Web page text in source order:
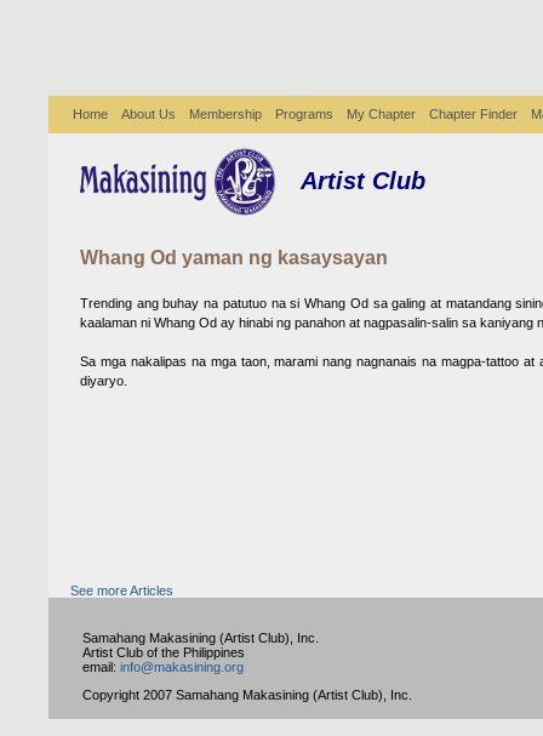
Home About Us Membership Programs My Chapter Chapter Finder
Artist Club
Whang Od yaman ng kasaysayan
Trending ang buhay na patutuo na si Whang Od sa galing at matandang
kaalaman ni Whang Od ay hinabi ng panahon at nagpasalin-salin sa
Sa mga nakalipas na mga taon, marami nang nagnanais na magpa-tattoo
diyaryo.
See more Articles
Samahang Makasining (Artist Club), Inc.
Artist Club of the Philippines
email: info@makasining.org
Copyright 2007 Samahang Makasining (Artist Club), Inc.